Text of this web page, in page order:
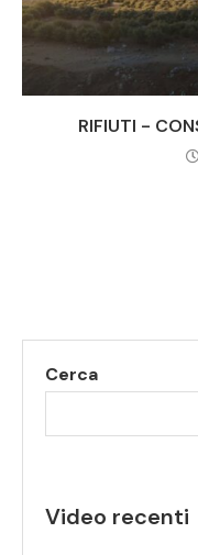
RIFIUTI -
Cerca
Video recenti